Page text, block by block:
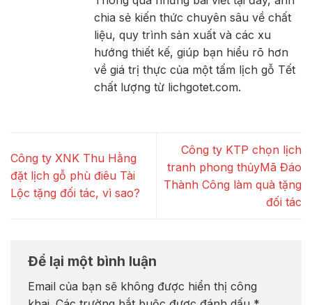
chia sẻ kiến thức chuyên sâu về chất
liệu, quy trình sản xuất và các xu
hướng thiết kế, giúp bạn hiểu rõ hơn
về giá trị thực của một tấm lịch gỗ Tết
chất lượng từ lichgotet.com.
Công ty XNK Thu Hằng
đặt lịch gỗ phù điêu Tài
Lộc tặng đối tác, vì sao?
Công ty KTP chọn lịch
tranh phong thủyMã Đáo
Thành Công làm quà tặng
đối tác
Để lại một bình luận
Email của bạn sẽ không được hiển thị công